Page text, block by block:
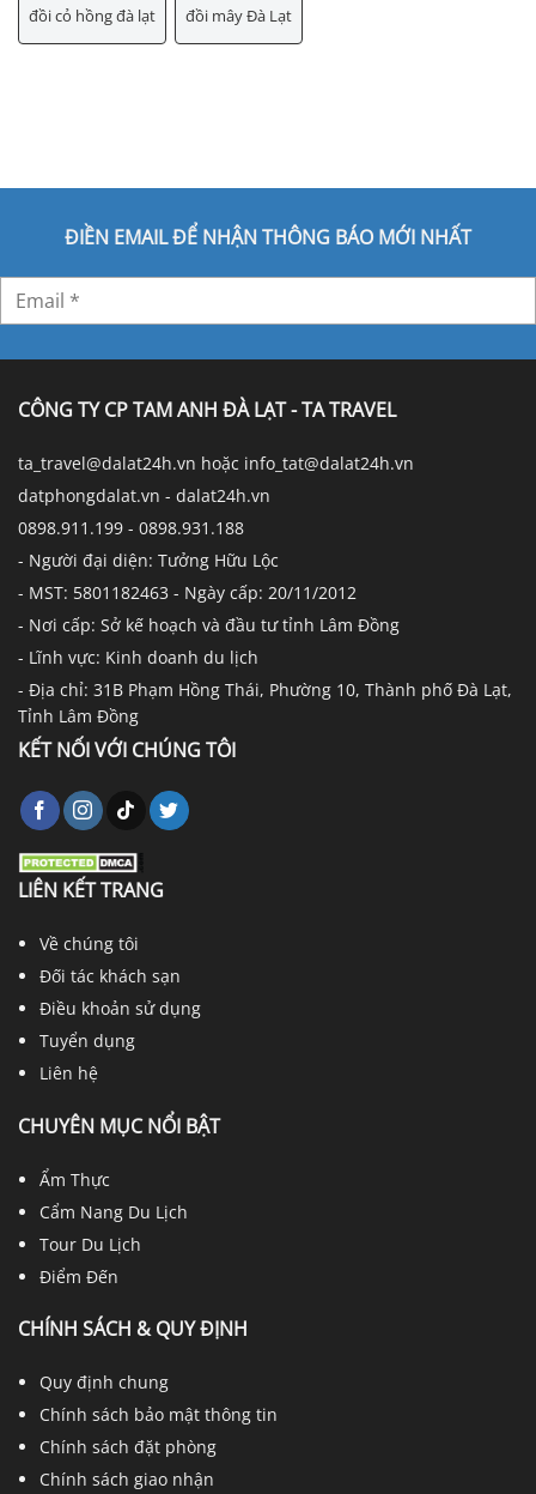
đồi cỏ hồng đà lạt đồi mây Đà Lạt
ĐIỀN EMAIL ĐỂ NHẬN THÔNG BÁO MỚI NHẤT
CÔNG TY CP TAM ANH ĐÀ LẠT - TA TRAVEL
ta_travel@dalat24h.vn hoặc info_tat@dalat24h.vn
datphongdalat.vn - dalat24h.vn
0898.911.199 - 0898.931.188
- Người đại diện: Tưởng Hữu Lộc
- MST: 5801182463 - Ngày cấp: 20/11/2012
- Nơi cấp: Sở kế hoạch và đầu tư tỉnh Lâm Đồng
- Lĩnh vực: Kinh doanh du lịch
- Địa chỉ: 31B Phạm Hồng Thái, Phường 10, Thành phố Đà Lạt,
Tỉnh Lâm Đồng
KẾT NỐI VỚI CHÚNG TÔI
LIÊN KẾT TRANG
Về chúng tôi
Đối tác khách sạn
Điều khoản sử dụng
Tuyển dụng
Liên hệ
CHUYÊN MỤC NỔI BẬT
Ẩm Thực
Cẩm Nang Du Lịch
Tour Du Lịch
Điểm Đến
CHÍNH SÁCH & QUY ĐỊNH
Quy định chung
Chính sách bảo mật thông tin
Chính sách đặt phòng
Chính sách giao nhận